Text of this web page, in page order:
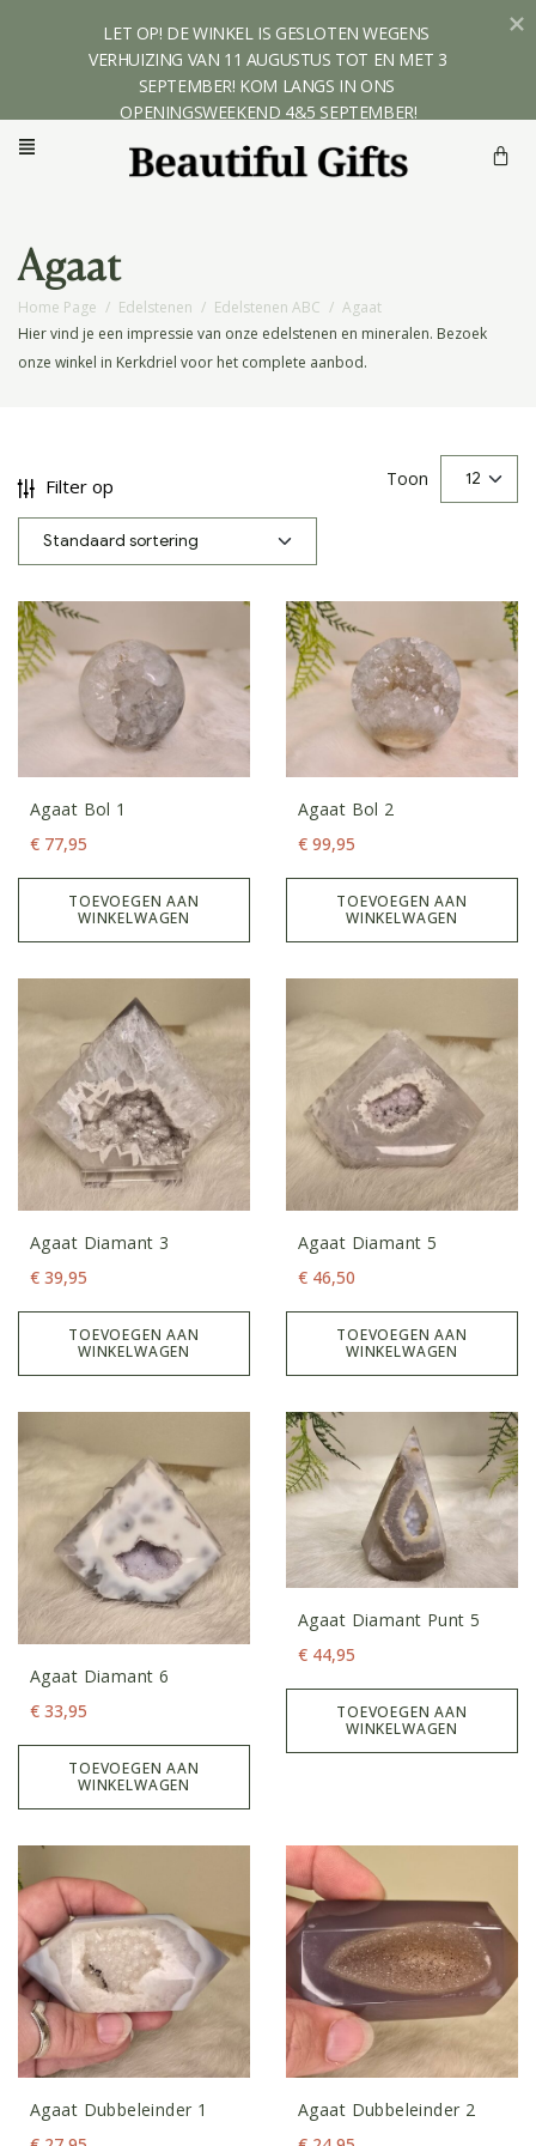
Agaat
Home Page / Edelstenen / Edelstenen ABC / Agaat
Hier vind je een impressie van onze edelstenen en mineralen. Bezoek
onze winkel in Kerkdriel voor het complete aanbod.
Filter op Toon
Agaat Bol 1
€ 77,95
TOEVOEGEN AAN
WINKELWAGEN
Agaat Bol 2
€ 99,95
TOEVOEGEN AAN
WINKELWAGEN
Agaat Diamant 3
€ 39,95
TOEVOEGEN AAN
WINKELWAGEN
Agaat Diamant 5
€ 46,50
TOEVOEGEN AAN
WINKELWAGEN
Agaat Diamant 6
€ 33,95
TOEVOEGEN AAN
WINKELWAGEN
Agaat Diamant Punt 5
€ 44,95
TOEVOEGEN AAN
WINKELWAGEN
Agaat Dubbeleinder 1
Agaat Dubbeleinder 2
LET OP! DE WINKEL IS GESLOTEN WEGENS
VERHUIZING VAN 11 AUGUSTUS TOT EN MET 3
SEPTEMBER! KOM LANGS IN ONS
OPENINGSWEEKEND 4&5 SEPTEMBER!